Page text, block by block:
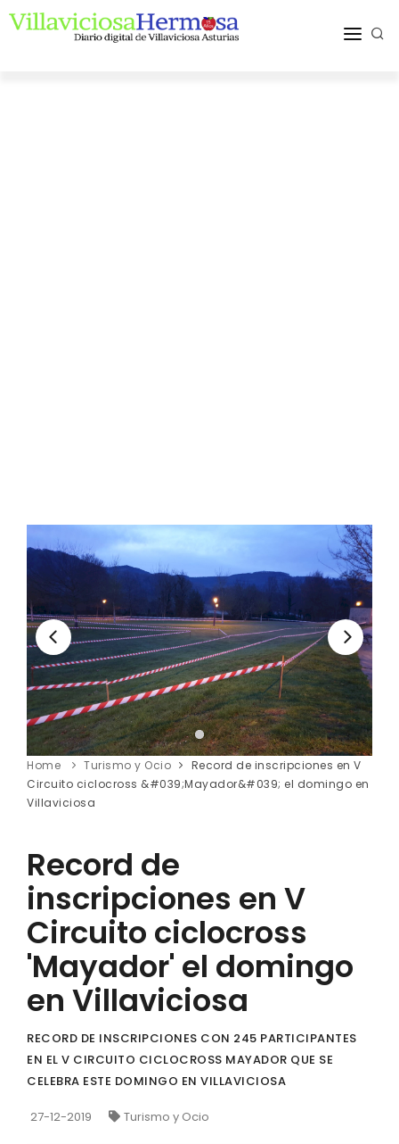
Home Turismo y Ocio
Record de inscripciones en V
Circuito ciclocross &#039;Mayador&#039; el domingo en
Villaviciosa
Record de
inscripciones en V
Circuito ciclocross
'Mayador' el domingo
en Villaviciosa
RECORD DE INSCRIPCIONES CON 245 PARTICIPANTES
EN EL V CIRCUITO CICLOCROSS MAYADOR QUE SE
CELEBRA ESTE DOMINGO EN VILLAVICIOSA
27-12-2019 Turismo y Ocio